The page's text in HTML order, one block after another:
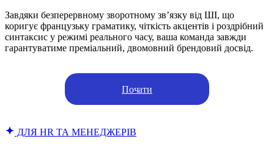
Завдяки безперервному зворотному зв’язку від ШІ, що
коригує французьку граматику, чіткість акцентів і роздрібний
синтаксис у режимі реального часу, ваша команда завжди
гарантуватиме преміальний, двомовний брендовий досвід.
Почати
ДЛЯ HR ТА МЕНЕДЖЕРІВ